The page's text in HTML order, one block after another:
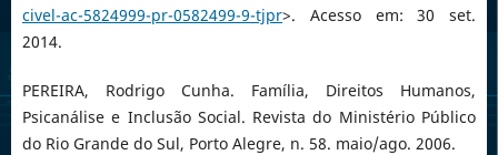
civel-ac-5824999-pr-0582499-9-tjpr>. Acesso em: 30 set.
2014.
PEREIRA, Rodrigo Cunha. Família, Direitos Humanos,
Psicanálise e Inclusão Social. Revista do Ministério Público
do Rio Grande do Sul, Porto Alegre, n. 58. maio/ago. 2006.